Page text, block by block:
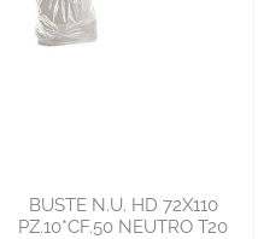
BUSTE N.U. HD 72X110
PZ.10*CF.50 NEUTRO T20